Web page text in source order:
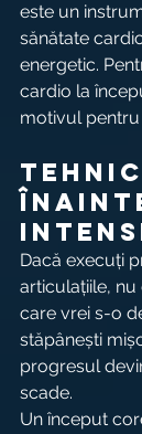
este un
sănătate
energetic.
cardio la
motivul
Dacă execuți
articulațiile,
care vrei s-o
stăpânești
progresul
scade.
Un început